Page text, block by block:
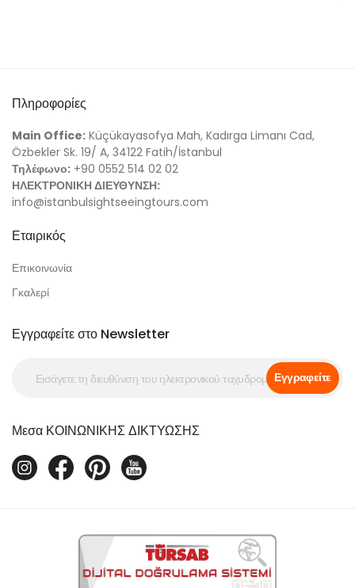
Πληροφορίες
Main Office: Küçükayasofya Mah, Kadırga Limanı Cad,
Özbekler Sk. 19/ A, 34122 Fatih/İstanbul
Τηλέφωνο: +90 0552 514 02 02
ΗΛΕΚΤΡΟΝΙΚΗ ΔΙΕΥΘΥΝΣΗ:
info@istanbulsightseeingtours.com
Εταιρικός
Επικοινωνία
Γκαλερί
Εγγραφείτε στο Newsletter
Εγγραφείτε
Μεσα ΚΟΙΝΩΝΙΚΗΣ ΔΙΚΤΥΩΣΗΣ